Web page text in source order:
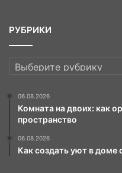
РУБРИКИ
РУБРИКИ
06.08.2026
Комната на двоих: как
пространство
06.08.2026
Как создать уют в